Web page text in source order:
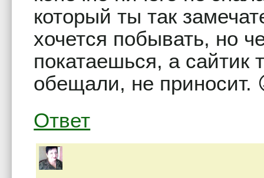
который ты так
хочется побывать, но
покатаешься, а сайтик
обещали, не
Ответ